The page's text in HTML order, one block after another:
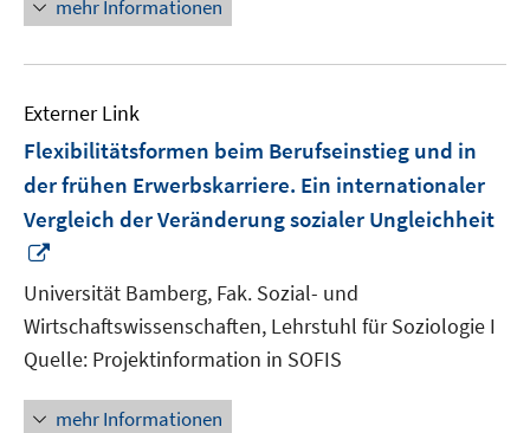
mehr Informationen
Externer Link
Flexibilitätsformen beim Berufseinstieg und in
der frühen Erwerbskarriere. Ein internationaler
Vergleich der Veränderung sozialer Ungleichheit
neuem
Fenster
öffnen
Universität Bamberg, Fak. Sozial- und
Wirtschaftswissenschaften, Lehrstuhl für Soziologie I
Quelle: Projektinformation in SOFIS
mehr Informationen